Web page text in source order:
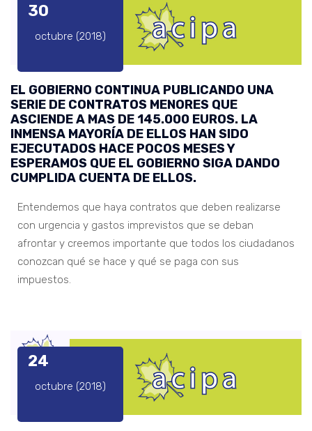
30
octubre (2018)
EL GOBIERNO CONTINUA PUBLICANDO UNA
SERIE DE CONTRATOS MENORES QUE
ASCIENDE A MAS DE 145.000 EUROS. LA
INMENSA MAYORÍA DE ELLOS HAN SIDO
EJECUTADOS HACE POCOS MESES Y
ESPERAMOS QUE EL GOBIERNO SIGA DANDO
CUMPLIDA CUENTA DE ELLOS.
Entendemos que haya contratos que deben realizarse
con urgencia y gastos imprevistos que se deban
afrontar y creemos importante que todos los ciudadanos
conozcan qué se hace y qué se paga con sus
impuestos.
24
octubre (2018)